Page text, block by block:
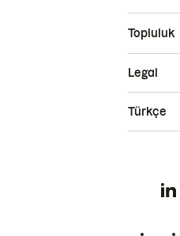
Topluluk
Legal
Türkçe